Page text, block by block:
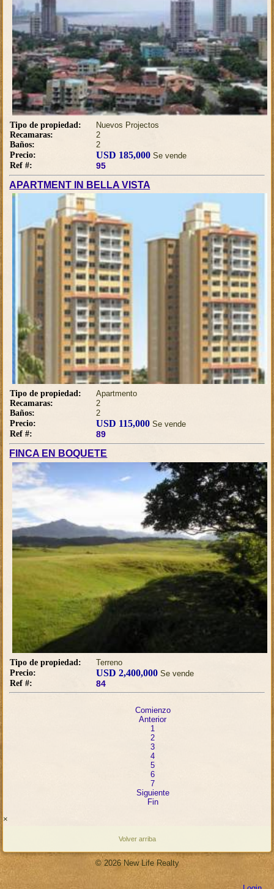
Tipo de propiedad:
Nuevos Projectos
Recamaras:
2
Baños:
2
Precio:
USD 185,000 Se vende
Ref #:
95
APARTMENT IN BELLA VISTA
Tipo de propiedad:
Apartmento
Recamaras:
2
Baños:
2
Precio:
USD 115,000 Se vende
Ref #:
89
FINCA EN BOQUETE
Tipo de propiedad:
Terreno
Precio:
USD 2,400,000 Se vende
Ref #:
84
Comienzo
Anterior
1
2
3
4
5
6
7
Siguiente
Fin
×
Volver arriba
© 2026 New Life Realty